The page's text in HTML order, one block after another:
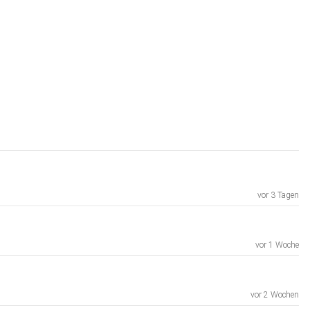
vor 3 Tagen
vor 1 Woche
vor 2 Wochen